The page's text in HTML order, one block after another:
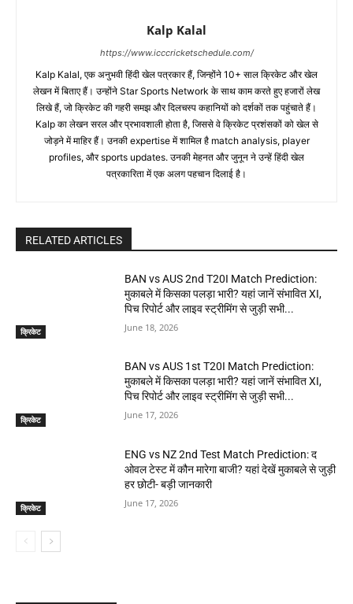
Kalp Kalal
https://www.icccricketschedule.com/
Kalp Kalal, एक अनुभवी हिंदी खेल पत्रकार हैं, जिन्होंने 10+ साल क्रिकेट और खेल
लेखन में बिताए हैं। उन्होंने Star Sports Network के साथ काम करते हुए हजारों लेख
लिखे हैं, जो क्रिकेट की गहरी समझ और दिलचस्प कहानियों को दर्शकों तक पहुंचाते हैं।
Kalp का लेखन सरल और प्रभावशाली होता है, जिससे वे क्रिकेट प्रशंसकों को खेल से
जोड़ने में माहिर हैं। उनकी expertise में शामिल है match analysis, player
profiles, और sports updates. उनकी मेहनत और जुनून ने उन्हें हिंदी खेल
पत्रकारिता में एक अलग पहचान दिलाई है।
RELATED ARTICLES
क्रिकेट
BAN vs AUS 2nd T20I Match Prediction:
मुकाबले में किसका पलड़ा भारी? यहां जानें संभावित XI,
पिच रिपोर्ट और लाइव स्ट्रीमिंग से जुड़ी सभी...
June 18, 2026
क्रिकेट
BAN vs AUS 1st T20I Match Prediction:
मुकाबले में किसका पलड़ा भारी? यहां जानें संभावित XI,
पिच रिपोर्ट और लाइव स्ट्रीमिंग से जुड़ी सभी...
June 17, 2026
क्रिकेट
ENG vs NZ 2nd Test Match Prediction: द
ओवल टेस्ट में कौन मारेगा बाजी? यहां देखें मुकाबले से जुड़ी
हर छोटी- बड़ी जानकारी
June 17, 2026